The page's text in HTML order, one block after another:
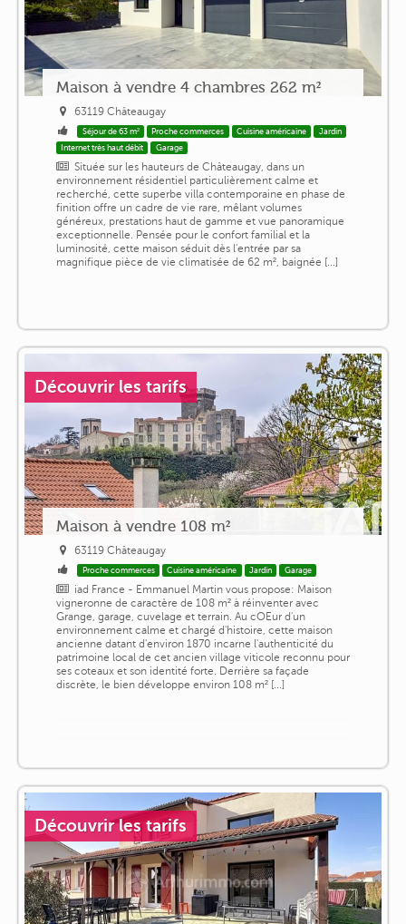
Maison à vendre 4 chambres 262 m²
63119 Châteaugay
Séjour de 63 m² Proche commerces Cuisine américaine
Jardin
Internet très haut débit
Garage
Située sur les hauteurs de Châteaugay, dans un
environnement résidentiel particulièrement calme et
recherché, cette superbe villa contemporaine en phase de
finition offre un cadre de vie rare, mêlant volumes
généreux, prestations haut de gamme et vue panoramique
exceptionnelle. Pensée pour le confort familial et la
luminosité, cette maison séduit dès l'entrée par sa
magnifique pièce de vie climatisée de 62 m², baignée [...]
Découvrir les tarifs
Maison à vendre 108 m²
63119 Châteaugay
Proche commerces Cuisine américaine Jardin Garage
iad France - Emmanuel Martin vous propose: Maison
vigneronne de caractère de 108 m² à réinventer avec
Grange, garage, cuvelage et terrain. Au cOEur d'un
environnement calme et chargé d'histoire, cette maison
ancienne datant d'environ 1870 incarne l'authenticité du
patrimoine local de cet ancien village viticole reconnu pour
ses coteaux et son identité forte. Derrière sa façade
discrète, le bien développe environ 108 m² [...]
Découvrir les tarifs